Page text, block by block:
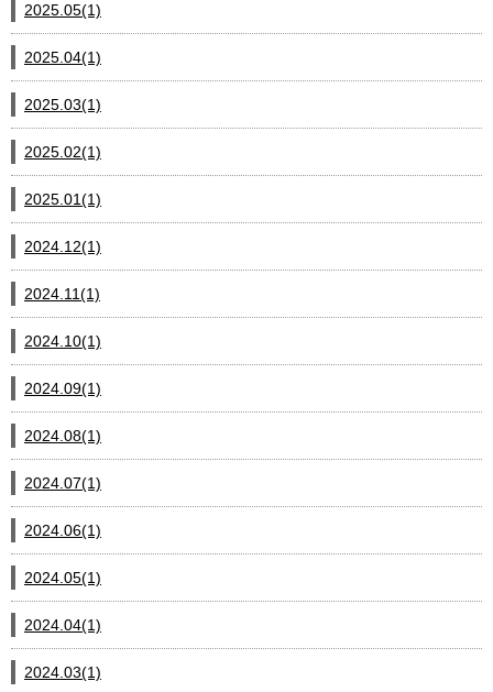
2025.05(1)
2025.04(1)
2025.03(1)
2025.02(1)
2025.01(1)
2024.12(1)
2024.11(1)
2024.10(1)
2024.09(1)
2024.08(1)
2024.07(1)
2024.06(1)
2024.05(1)
2024.04(1)
2024.03(1)